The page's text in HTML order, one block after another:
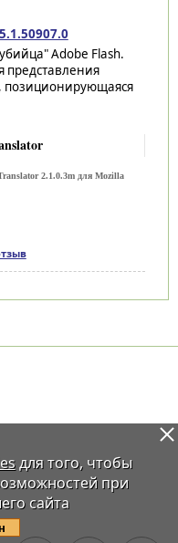
Adobe Flash.
представления
позиционирующаяся
2.1.0.3m для Mozilla
для того, чтобы
при
сайта